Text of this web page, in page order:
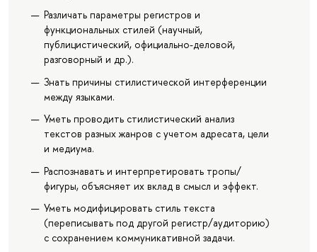
Различать параметры регистров и
функциональных стилей (научный,
публицистический, официально-деловой,
разговорный и др.).
Знать причины стилистической интерференции
между языками.
Уметь проводить стилистический анализ
текстов разных жанров с учетом адресата, цели
и медиума.
Распознавать и интерпретировать тропы/
фигуры, объясняет их вклад в смысл и эффект.
Уметь модифицировать стиль текста
(переписывать под другой регистр/аудиторию)
с сохранением коммуникативной задачи.